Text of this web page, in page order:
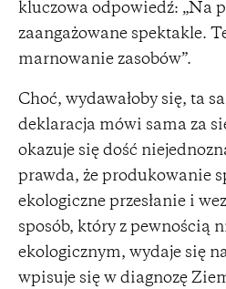
kluczowa odpowiedź: „Na
zaangażowane spektakle.
marnowanie zasobów”.
Choć, wydawałoby się, ta
deklaracja mówi sama za
okazuje się dość
prawda, że produkowanie
ekologiczne przesłanie i
sposób, który z pewnością
ekologicznym, wydaje się
wpisuje się w diagnozę